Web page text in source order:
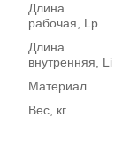
Длина
рабочая, Lp
Длина
внутренняя, Li
Материал
Вес, кг